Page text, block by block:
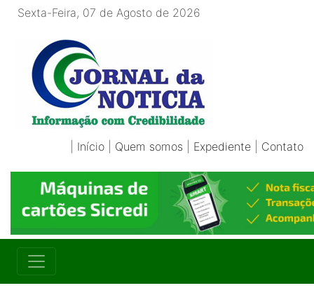
Sexta-Feira, 07 de Agosto de 2026
Início Quem somos Expediente Contato